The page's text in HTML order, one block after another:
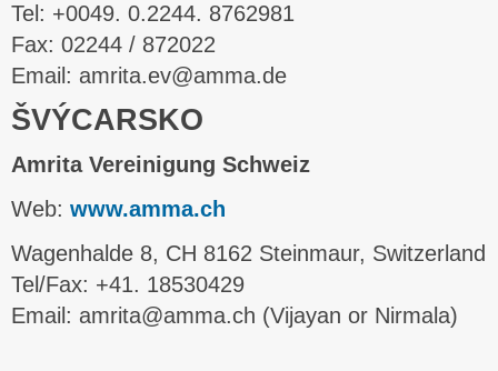
Tel: +0049. 0.2244. 8762981
Fax: 02244 / 872022
Email: amrita.ev@amma.de
ŠVÝCARSKO
Amrita Vereinigung Schweiz
Web: www.amma.ch
Wagenhalde 8, CH 8162 Steinmaur, Switzerland
Tel/Fax: +41. 18530429
Email: amrita@amma.ch (Vijayan or Nirmala)